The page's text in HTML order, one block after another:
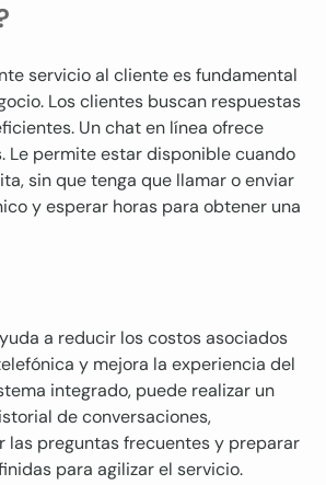
servicio al cliente es fundamental
Los clientes buscan respuestas
Un chat en línea ofrece
Le permite estar disponible cuando
sin que tenga que llamar o enviar
y esperar horas para obtener una
a reducir los costos asociados
y mejora la experiencia del
integrado, puede realizar un
de conversaciones,
las preguntas frecuentes y preparar
para agilizar el servicio.